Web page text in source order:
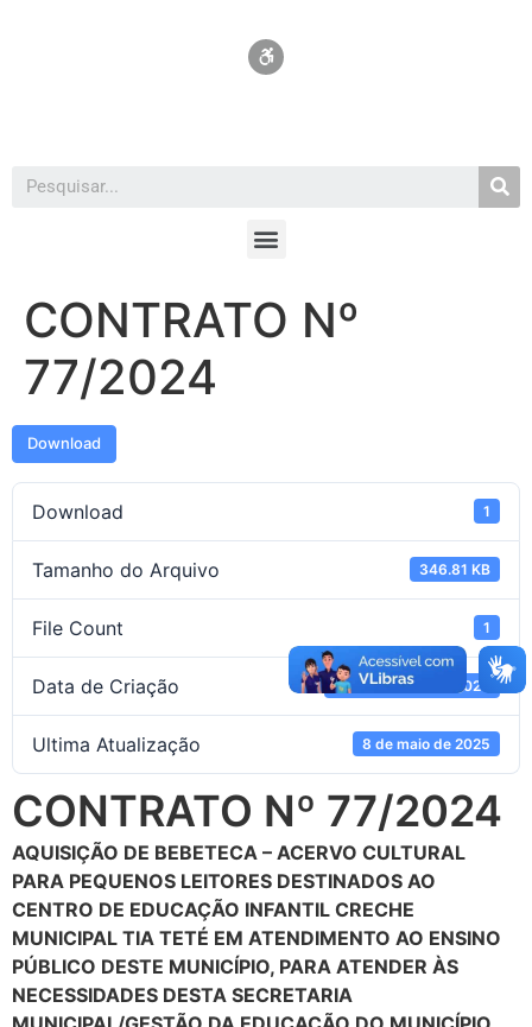
CONTRATO Nº
77/2024
Download
Download 1
Tamanho do Arquivo 346.81 KB
File Count 1
Data de Criação 16 de outubro de 2024
Ultima Atualização 8 de maio de 2025
CONTRATO Nº 77/2024
AQUISIÇÃO DE BEBETECA – ACERVO CULTURAL
PARA PEQUENOS LEITORES DESTINADOS AO
CENTRO DE EDUCAÇÃO INFANTIL CRECHE
MUNICIPAL TIA TETÉ EM ATENDIMENTO AO ENSINO
PÚBLICO DESTE MUNICÍPIO, PARA ATENDER ÀS
NECESSIDADES DESTA SECRETARIA